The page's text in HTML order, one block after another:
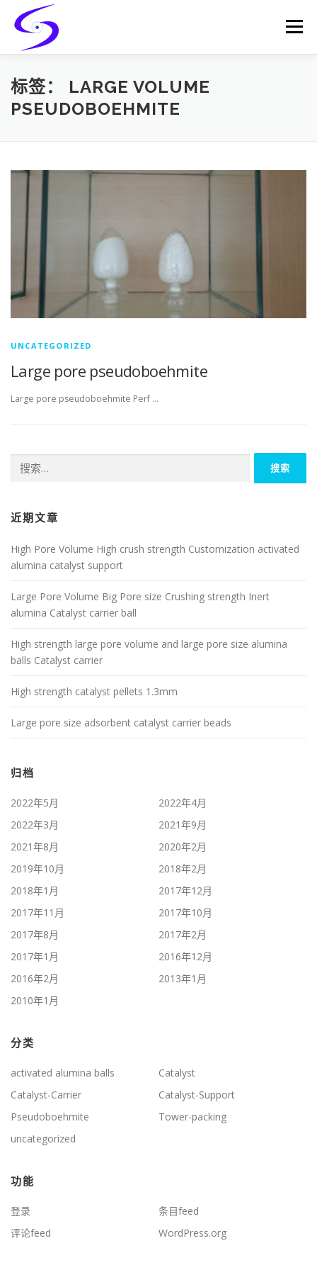
content
Menu
HOME PRODUCTS CATALYST-CARRIER
标签： LARGE VOLUME
PSEUDOBOEHMITE
UNCATEGORIZED
Large pore pseudoboehmite
Large pore pseudoboehmite Perf …
索：
近期文章
High Pore Volume High crush strength Customization activated
alumina catalyst support
Large Pore Volume Big Pore size Crushing strength Inert
alumina Catalyst carrier ball
High strength large pore volume and large pore size alumina
balls Catalyst carrier
High strength catalyst pellets 1.3mm
Large pore size adsorbent catalyst carrier beads
归档
2022年5月
2022年4月
2022年3月
2021年9月
2021年8月
2020年2月
2019年10月
2018年2月
2018年1月
2017年12月
2017年11月
2017年10月
2017年8月
2017年2月
2017年1月
2016年12月
2016年2月
2013年1月
2010年1月
分类
activated alumina balls
Catalyst
Catalyst-Carrier
Catalyst-Support
Pseudoboehmite
Tower-packing
uncategorized
功能
登录
条目feed
评论feed
WordPress.org